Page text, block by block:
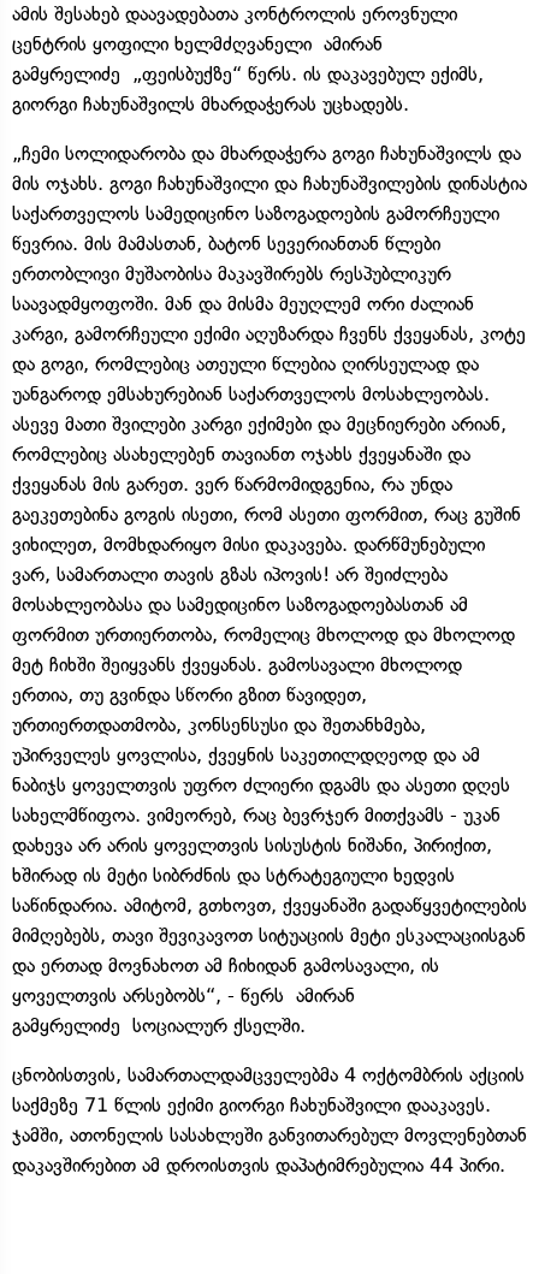
ამის შესახებ დაავადებათა კონტროლის ეროვნული
ცენტრის ყოფილი ხელმძღვანელი ამირან
გამყრელიძე „ფეისბუქზე“ წერს. ის დაკავებულ ექიმს,
გიორგი ჩახუნაშვილს მხარდაჭერას უცხადებს.
„ჩემი სოლიდარობა და მხარდაჭერა გოგი ჩახუნაშვილს და
მის ოჯახს. გოგი ჩახუნაშვილი და ჩახუნაშვილების დინასტია
საქართველოს სამედიცინო საზოგადოების გამორჩეული
წევრია. მის მამასთან, ბატონ სევერიანთან წლები
ერთობლივი მუშაობისა მაკავშირებს რესპუბლიკურ
საავადმყოფოში. მან და მისმა მეუღლემ ორი ძალიან
კარგი, გამორჩეული ექიმი აღუზარდა ჩვენს ქვეყანას, კოტე
და გოგი, რომლებიც ათეული წლებია ღირსეულად და
უანგაროდ ემსახურებიან საქართველოს მოსახლეობას.
ასევე მათი შვილები კარგი ექიმები და მეცნიერები არიან,
რომლებიც ასახელებენ თავიანთ ოჯახს ქვეყანაში და
ქვეყანას მის გარეთ. ვერ წარმომიდგენია, რა უნდა
გაეკეთებინა გოგის ისეთი, რომ ასეთი ფორმით, რაც გუშინ
ვიხილეთ, მომხდარიყო მისი დაკავება. დარწმუნებული
ვარ, სამართალი თავის გზას იპოვის! არ შეიძლება
მოსახლეობასა და სამედიცინო საზოგადოებასთან ამ
ფორმით ურთიერთობა, რომელიც მხოლოდ და მხოლოდ
მეტ ჩიხში შეიყვანს ქვეყანას. გამოსავალი მხოლოდ
ერთია, თუ გვინდა სწორი გზით წავიდეთ,
ურთიერთდათმობა, კონსენსუსი და შეთანხმება,
უპირველეს ყოვლისა, ქვეყნის საკეთილდღეოდ და ამ
ნაბიჯს ყოველთვის უფრო ძლიერი დგამს და ასეთი დღეს
სახელმწიფოა. ვიმეორებ, რაც ბევრჯერ მითქვამს - უკან
დახევა არ არის ყოველთვის სისუსტის ნიშანი, პირიქით,
ხშირად ის მეტი სიბრძნის და სტრატეგიული ხედვის
საწინდარია. ამიტომ, გთხოვთ, ქვეყანაში გადაწყვეტილების
მიმღებებს, თავი შევიკავოთ სიტუაციის მეტი ესკალაციისგან
და ერთად მოვნახოთ ამ ჩიხიდან გამოსავალი, ის
ყოველთვის არსებობს“, - წერს ამირან
გამყრელიძე სოციალურ ქსელში.
ცნობისთვის, სამართალდამცველებმა 4 ოქტომბრის აქციის
საქმეზე 71 წლის ექიმი გიორგი ჩახუნაშვილი დააკავეს.
ჯამში, ათონელის სასახლეში განვითარებულ მოვლენებთან
დაკავშირებით ამ დროისთვის დაპატიმრებულია 44 პირი.